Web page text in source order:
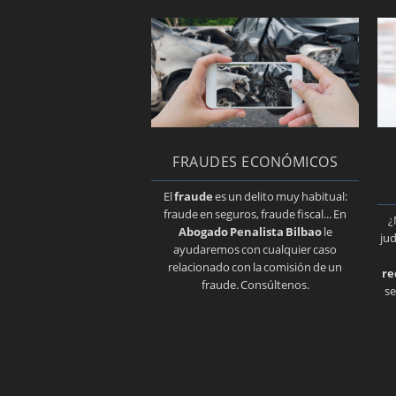
FRAUDES ECONÓMICOS
Elfraudees un delito muy habitual:
fraude en seguros, fraude fiscal... En
Abogado Penalista Bilbaole
ayudaremos con cualquier caso
relacionado con la comisión de un
fraude. Consúltenos.